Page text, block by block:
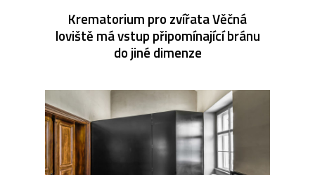
Krematorium pro zvířata Věčná
loviště má vstup připomínající bránu
do jiné dimenze